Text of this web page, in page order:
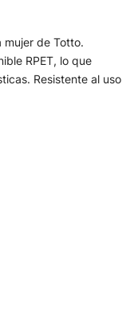
mujer de Totto.
RPET, lo que
Resistente al uso